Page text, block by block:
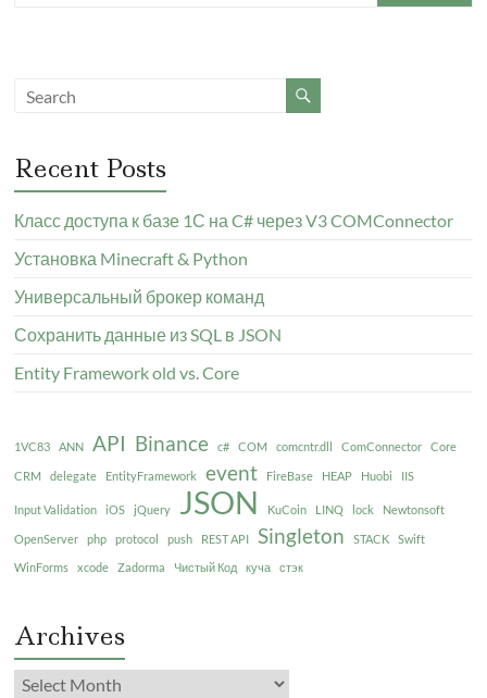
Recent Posts
Класс доступа к базе 1С на C# через V3 COMConnector
Установка Minecraft & Python
Универсальный брокер команд
Сохранить данные из SQL в JSON
Entity Framework old vs. Core
1VC83 ANN API Binance c# COM comcntr.dll ComConnector Core
CRM delegate EntityFramework event FireBase HEAP Huobi IIS
Input Validation iOS jQuery JSON KuCoin LINQ lock Newtonsoft
OpenServer php protocol push REST API Singleton STACK
Swift
WinForms
xcode Zadorma Чистый Код куча стэк
Archives